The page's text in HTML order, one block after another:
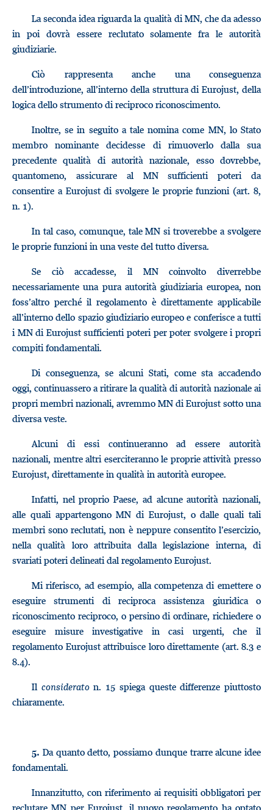
La seconda idea riguarda la qualità di MN, che da adesso
in poi dovrà essere reclutato solamente fra le autorità
giudiziarie.
Ciò rappresenta anche una conseguenza
dell’introduzione, all’interno della struttura di Eurojust, della
logica dello strumento di reciproco riconoscimento.
Inoltre, se in seguito a tale nomina come MN, lo Stato
membro nominante decidesse di rimuoverlo dalla sua
precedente qualità di autorità nazionale, esso dovrebbe,
quantomeno, assicurare al MN sufficienti poteri da
consentire a Eurojust di svolgere le proprie funzioni (art. 8,
n. 1).
In tal caso, comunque, tale MN si troverebbe a svolgere
le proprie funzioni in una veste del tutto diversa.
Se ciò accadesse, il MN coinvolto diverrebbe
necessariamente una pura autorità giudiziaria europea, non
foss’altro perché il regolamento è direttamente applicabile
all’interno dello spazio giudiziario europeo e conferisce a tutti
i MN di Eurojust sufficienti poteri per poter svolgere i propri
compiti fondamentali.
Di conseguenza, se alcuni Stati, come sta accadendo
oggi, continuassero a ritirare la qualità di autorità nazionale ai
propri membri nazionali, avremmo MN di Eurojust sotto una
diversa veste.
Alcuni di essi continueranno ad essere autorità
nazionali, mentre altri eserciteranno le proprie attività presso
Eurojust, direttamente in qualità in autorità europee.
Infatti, nel proprio Paese, ad alcune autorità nazionali,
alle quali appartengono MN di Eurojust, o dalle quali tali
membri sono reclutati, non è neppure consentito l’esercizio,
nella qualità loro attribuita dalla legislazione interna, di
svariati poteri delineati dal regolamento Eurojust.
Mi riferisco, ad esempio, alla competenza di emettere o
eseguire strumenti di reciproca assistenza giuridica o
riconoscimento reciproco, o persino di ordinare, richiedere o
eseguire misure investigative in casi urgenti, che il
regolamento Eurojust attribuisce loro direttamente (art. 8.3 e
8.4).
Il consideraton. 15 spiega queste differenze piuttosto
chiaramente.
5. Da quanto detto, possiamo dunque trarre alcune idee
fondamentali.
Innanzitutto, con riferimento ai requisiti obbligatori per
reclutare MN per Eurojust, il nuovo regolamento ha optato